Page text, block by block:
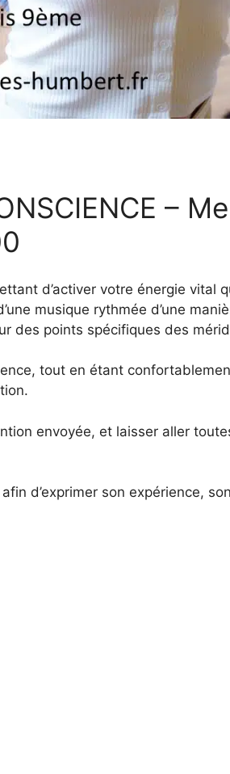
–
d’activer votre énergie vital
musique rythmée d’une
des points spécifiques des
tout en étant
envoyée, et laisser aller
d’exprimer son expérience,